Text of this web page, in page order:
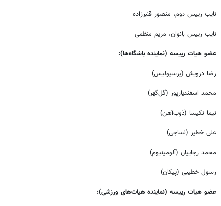
نایب رییس دوم، منصور قنبرزاده
نایب رییس بانوان، مریم منظمی
عضو هیات رییسه (نماینده باشگاه‌ها):
رضا درویش (پرسپولیس)
محمد اسفندیارپور (گل‌گهر)
نیما نکیسا (ذوب‌آهن)
علی خطیر (نساجی)
محمد رجاییان (آلومینیوم)
رسول خطیبی (پیکان)
عضو هیات رییسه (نماینده هیات‌های ورزشی):